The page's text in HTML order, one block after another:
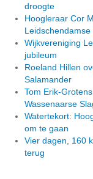
droogte
Hoogleraar Cor
Leidschendamse
Wijkvereniging
jubileum
Roeland Hillen
Salamander
Tom Erik-
Wassenaarse
Watertekort:
om te gaan
Vier dagen, 160
terug